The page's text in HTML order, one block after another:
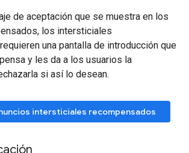
de aceptación que se muestra en los
los intersticiales
una pantalla de introducción que
y les da a los usuarios la
si así lo desean.
intersticiales recompensados